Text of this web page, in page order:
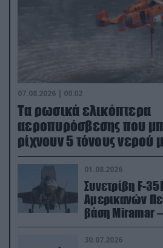
07.08.2026 | 00:02
Τα ρωσικά ελικόπτερα
αεροπυρόσβεσης που
ρίχνουν 5 τόνους
01.08.2026
Συνετρίβη F-
Αμερικανών
βάση Miramar
εκτινάχθηκε
30.07.2026